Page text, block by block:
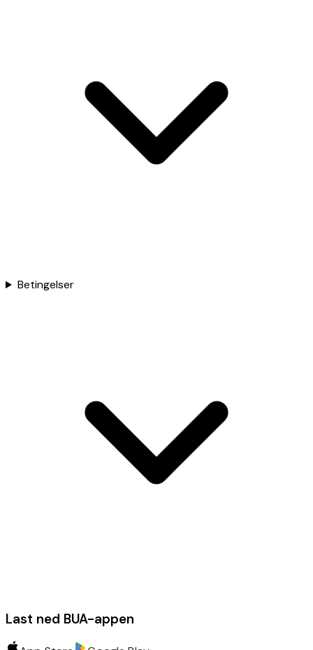
Betingelser
Last ned BUA-appen